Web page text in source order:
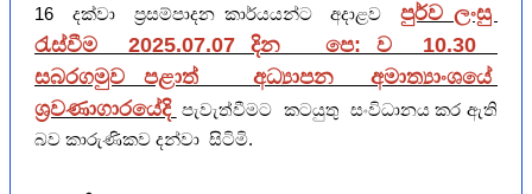
16 දක්වා ප්‍රසම්පාදන කාර්යයන්ට අදාළවපුර්ව ලංසු
රැස්වීම 2025.07.07 දින පෙ: ව 10.30
සබරගමුව පළාත් අධ්‍යාපන අමාත්‍යාංශයේ
ශ්‍රවණාගාරයේදි පැවැත්වීමට කටයුතු සංවිධානය කර ඇති
බව කාරුණිකව දන්වා සිටිමි.